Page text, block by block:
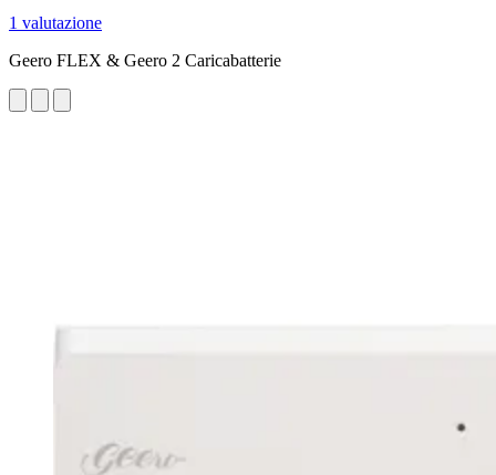
1 valutazione
Geero FLEX & Geero 2 Caricabatterie